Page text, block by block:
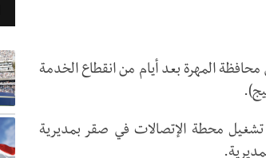
المهرة بعد أيام من انقطاع الخدمة
محطة الإتصالات في صقر بمديرية